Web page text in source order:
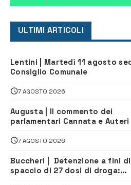
ULTIMI ARTICOLI
Lentini | Martedì 11 agosto
Consiglio Comunale
7 AGOSTO 2026
Augusta | Il commento dei
parlamentari Cannata e
depuratore
7 AGOSTO 2026
Buccheri | Detenzione a fini di
spaccio di 27 dosi di droga: